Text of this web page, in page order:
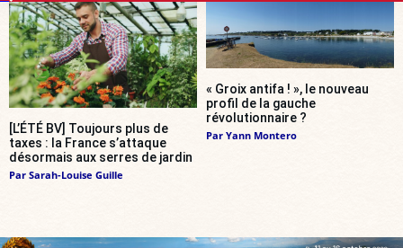
[L’ÉTÉ BV] Toujours plus de
taxes : la France s’attaque
désormais aux serres de jardin
Par Sarah-Louise Guille
« Groix antifa ! », le nouveau
profil de la gauche
révolutionnaire ?
Par Yann Montero